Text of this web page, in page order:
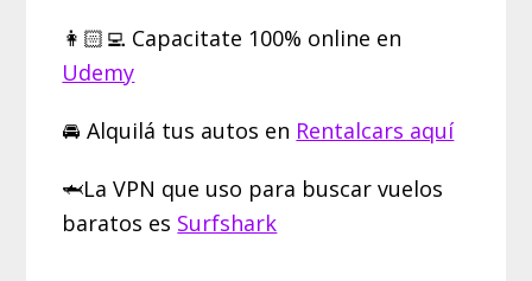
👩🏻‍💻 Capacitate 100% online en
Udemy
🚘 Alquilá tus autos en Rentalcars aquí
🦈La VPN que uso para buscar vuelos
baratos es Surfshark